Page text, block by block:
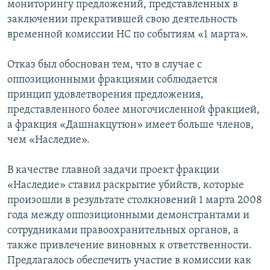
мониторингу предложений, представленных в
заключении прекратившей свою деятельность
временной комиссии НС по событиям «1 марта».
Отказ был обоснован тем, что в случае с
оппозиционными фракциями соблюдается
принцип удовлетворения предложения,
представленного более многочисленной фракцией,
а фракция «Дашнакцутюн» имеет больше членов,
чем «Наследие».
В качестве главной задачи проект фракции
«Наследие» ставил раскрытие убийств, которые
произошли в результате столкновений 1 марта 2008
года между оппозиционными демонстрантами и
сотрудниками правоохранительных органов, а
также привлечение виновных к ответственности.
Предлагалось обеспечить участие в комиссии как